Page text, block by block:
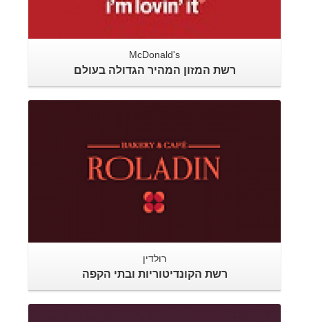
McDonald's
רשת המזון המהיר הגדולה בעולם
רולדין
רשת הקונדיטוריות ובתי הקפה